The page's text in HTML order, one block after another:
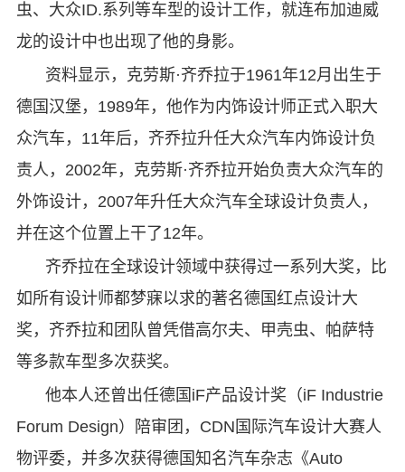
虫、大众ID.系列等车型的设计工作，就连布加迪威
龙的设计中也出现了他的身影。
资料显示，克劳斯·齐乔拉于1961年12月出生于
德国汉堡，1989年，他作为内饰设计师正式入职大
众汽车，11年后，齐乔拉升任大众汽车内饰设计负
责人，2002年，克劳斯·齐乔拉开始负责大众汽车的
外饰设计，2007年升任大众汽车全球设计负责人，
并在这个位置上干了12年。
齐乔拉在全球设计领域中获得过一系列大奖，比
如所有设计师都梦寐以求的著名德国红点设计大
奖，齐乔拉和团队曾凭借高尔夫、甲壳虫、帕萨特
等多款车型多次获奖。
他本人还曾出任德国iF产品设计奖（iF Industrie
Forum Design）陪审团，CDN国际汽车设计大赛人
物评委，并多次获得德国知名汽车杂志《Auto